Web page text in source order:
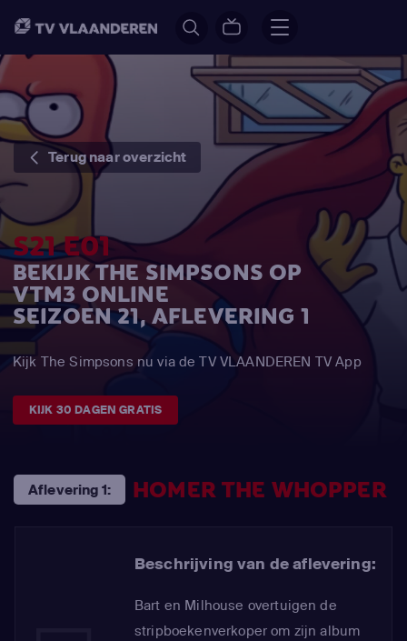
Terug naar overzicht
S21 E01
BEKIJK THE SIMPSONS OP
VTM3 ONLINE
SEIZOEN 21, AFLEVERING 1
Kijk The Simpsons nu via de TV VLAANDEREN TV App
KIJK 30 DAGEN GRATIS
Aflevering 1: HOMER THE WHOPPER
Beschrijving van de aflevering:
Bart en Milhouse overtuigen de
stripboekenverkoper om zijn album